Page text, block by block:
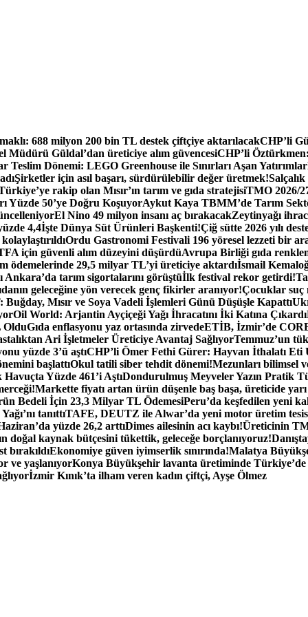
688 milyon 200 bin TL destek çiftçiye aktarılacakCHP’li
Müdürü Güldal’dan üreticiye alım güvencesiCHP’li
Teslim Dönemi: LEGO Greenhouse ile Sınırları Aşan Yatırımlar
Şirketler için asıl başarı, sürdürülebilir değer üretmek!
rakip olan Mısır’ın tarım ve gıda stratejisiTMO 2026/
Yüzde 50’ye Doğru KoşuyorAykut Kaya TBMM’de Tarım
El Nino 49 milyon insanı aç bırakacakZeytinyağı
4,4İşte Dünya Süt Ürünleri Başkenti!Çiğ sütte 2026 yılı
Ordu Gastronomi Festivali 196 yöresel lezzeti bir
için güvenli alım düzeyini düşürdüAvrupa Birliği gıda
ödemelerinde 29,5 milyar TL’yi üreticiye aktardıİsmail
Ankara’da tarım sigortalarını görüştüİlk festival rekor getirdi!
geleceğine yön verecek genç fikirler aranıyor!Çocuklar suç
Buğday, Mısır ve Soya Vadeli İşlemleri Günü Düşüşle Kapattı
Oil World: Arjantin Ayçiçeği Yağı İhracatını İki Katına Çıkardı
OlduGıda enflasyonu yaz ortasında zirvedeETİB, İzmir’de
Ari İşletmeler Üreticiye Avantaj SağlıyorTemmuz’un
yüzde 3’ü aştıCHP’li Ömer Fethi Gürer: Hayvan İthalatı Eti
başlattıOkul tatili siber tehdit dönemi!Mezunları bilimsel
Yüzde 461’i AştıDondurulmuş Meyveler Yazın Pratik
Markette fiyatı artan ürün düşenle baş başa, üreticide yarı
Bedeli İçin 23,3 Milyar TL ÖdemesiPeru’da keşfedilen yeni
tanıttıTAFE, DEUTZ ile Alwar’da yeni motor üretim
yüzde 26,2 arttıDimes ailesinin acı kaybı!Üreticinin
doğal kaynak bütçesini tükettik, geleceğe borçlanıyoruz!
bırakıldıEkonomiye güven iyimserlik sınırında!Malatya
ve yaşlanıyorKonya Büyükşehir lavanta üretiminde Türkiye’de
İzmir Kınık’ta ilham veren kadın çiftçi, Ayşe Ölmez